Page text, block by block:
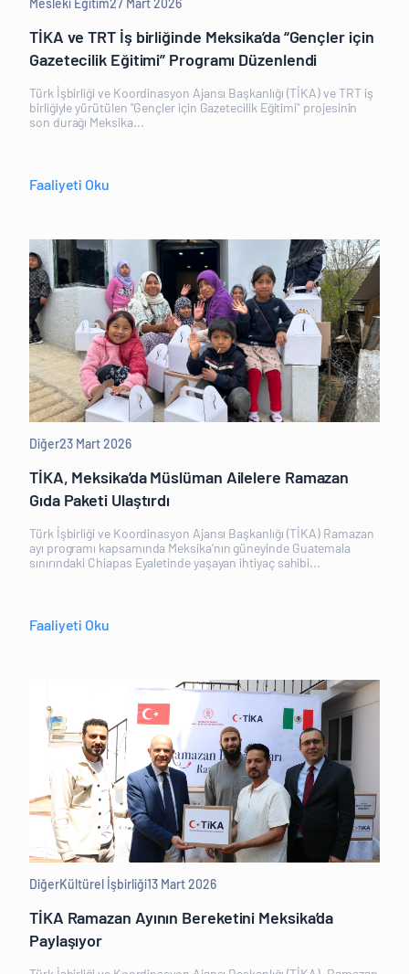
Mesleki Eğitim27 Mart 2026
TİKA ve TRT İş birliğinde Meksika’da “Gençler için
Gazetecilik Eğitimi” Programı Düzenlendi
Türk İşbirliği ve Koordinasyon Ajansı Başkanlığı (TİKA) ve TRT iş
birliğiyle yürütülen "Gençler için Gazetecilik Eğitimi" projesinin
son durağı Meksika...
Faaliyeti Oku
Diğer23 Mart 2026
TİKA, Meksika’da Müslüman Ailelere Ramazan
Gıda Paketi Ulaştırdı
Türk İşbirliği ve Koordinasyon Ajansı Başkanlığı (TİKA) Ramazan
ayı programı kapsamında Meksika’nın güneyinde Guatemala
sınırındaki Chiapas Eyaletinde yaşayan ihtiyaç sahibi...
Faaliyeti Oku
DiğerKültürel İşbirliği13 Mart 2026
TİKA Ramazan Ayının Bereketini Meksika’da
Paylaşıyor